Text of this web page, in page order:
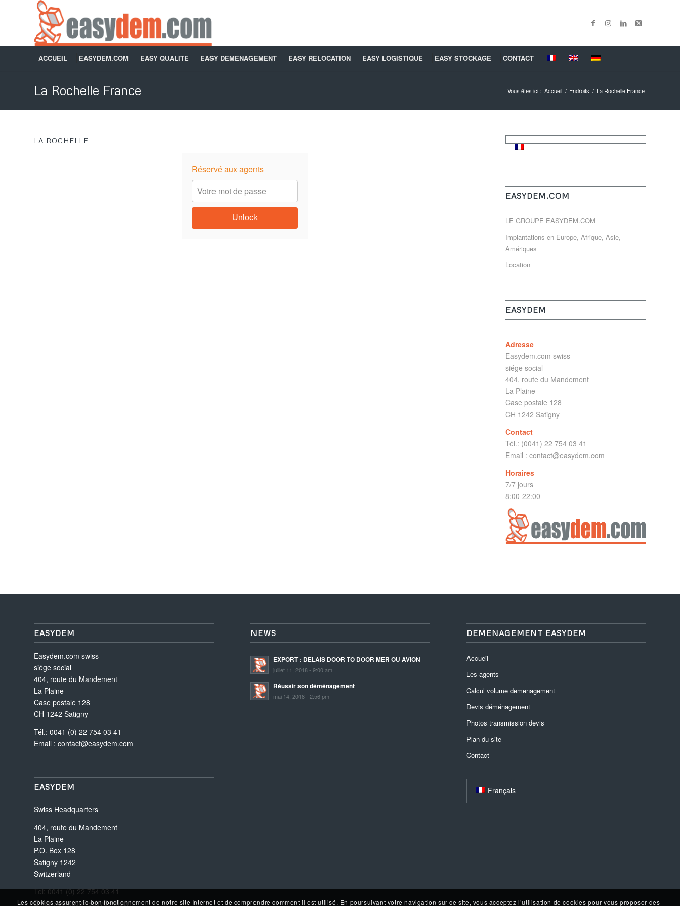
ACCUEIL EASYDEM.COM EASY QUALITE EASY DEMENAGEMENT EASY RELOCATION EASY LOGISTIQUE EASY STOCKAGE CONTACT
La Rochelle France Vous êtes ici : Accueil / Endroits / La Rochelle France
LA ROCHELLE
Réservé aux agents
Unlock
EASYDEM.COM
LE GROUPE EASYDEM.COM
Implantations en Europe, Afrique, Asie,
Amériques
Location
EASYDEM
Adresse
Easydem.com swiss
siége social
404, route du Mandement
La Plaine
Case postale 128
CH 1242 Satigny
Contact
Tél.: (0041) 22 754 03 41
Email :contact@easydem.com
Horaires
7/7 jours
8:00-22:00
EASYDEM
Easydem.com swiss
siége social
404, route du Mandement
La Plaine
Case postale 128
CH 1242 Satigny
Tél.: 0041 (0) 22 754 03 41
Email : contact@easydem.com
EASYDEM
Swiss Headquarters
404, route du Mandement
La Plaine
P.O. Box 128
Satigny 1242
Switzerland
Tel: 0041 (0) 22 754 03 41
Email :contact@easydem.com
NEWS
EXPORT : DELAIS DOOR TO DOOR MER OU AVION
juillet 11, 2018 - 9:00 am
Réussir son déménagement
mai 14, 2018 - 2:56 pm
DEMENAGEMENT EASYDEM
Accueil
Les agents
Calcul volume demenagement
Devis déménagement
Photos transmission devis
Plan du site
Contact
Français
Les cookies assurent le bon fonctionnement de notre site Internet et de comprendre comment il est utilisé. En poursuivant votre navigation sur ce site, vous acceptez l’utilisation de cookies pour vous proposer des